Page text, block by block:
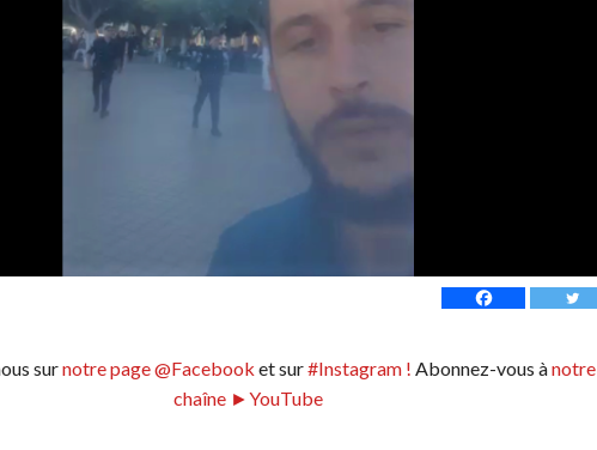
surnotre page @Facebook et sur#Instagram ! Abonnez-vous ànotre
chaîne ►YouTube